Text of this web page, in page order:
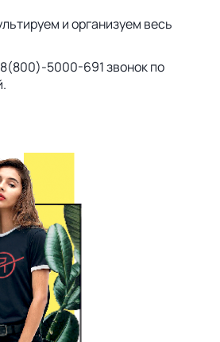
и организуем весь
5000-691 звонок по